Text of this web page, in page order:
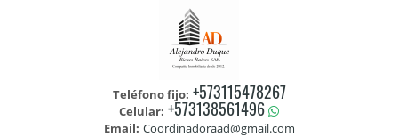
Teléfono fijo: +573115478267
Celular: +573138561496
Email: Coordinadoraad@gmail.com